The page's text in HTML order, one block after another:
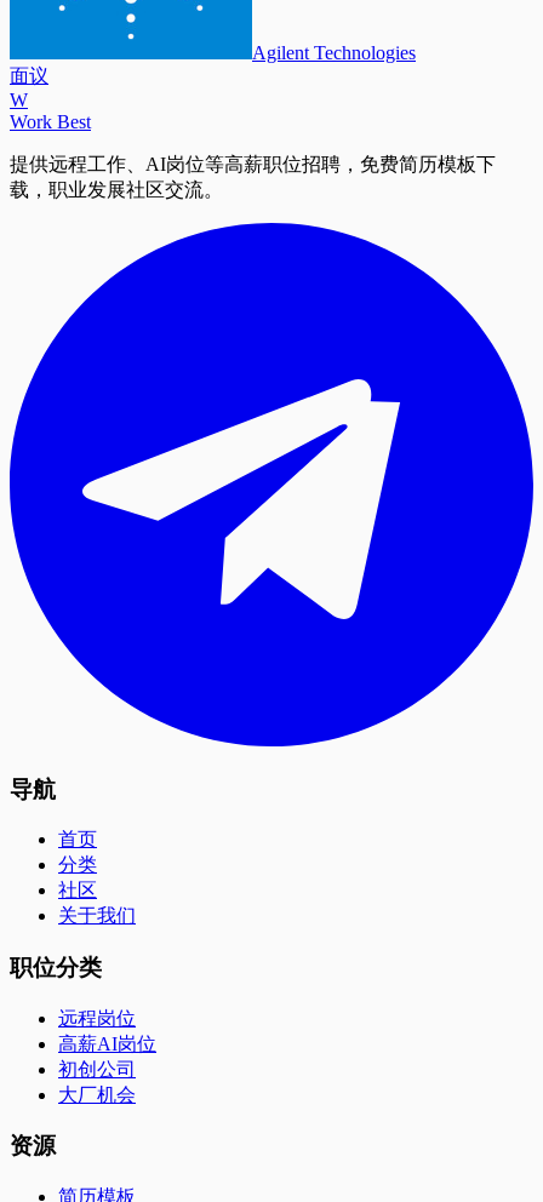
Agilent Technologies
面议
W
Work Best
提供远程工作、AI岗位等高薪职位招聘，免费简历模板下
载，职业发展社区交流。
导航
首页
分类
社区
关于我们
职位分类
远程岗位
高薪AI岗位
初创公司
大厂机会
资源
简历模板